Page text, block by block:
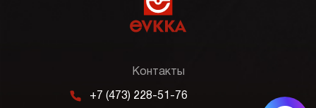
Контакты
m +7 (473) 228-51-76